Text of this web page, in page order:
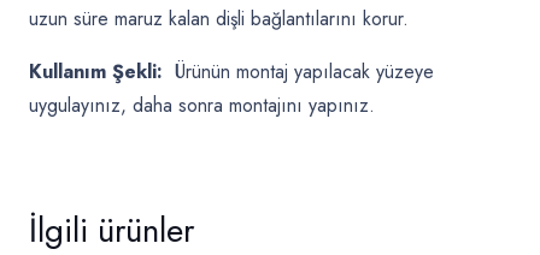
uzun süre maruz kalan dişli bağlantılarını korur.
Kullanım Şekli: Ürünün montaj yapılacak yüzeye
uygulayınız, daha sonra montajını yapınız.
İlgili ürünler